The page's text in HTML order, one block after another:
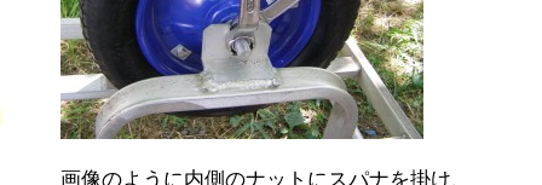
画像のように内側のナットにスパナを掛け、